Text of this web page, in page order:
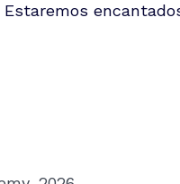
Estaremos